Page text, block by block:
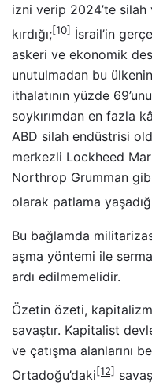
izni verip 2024’te silah
kırdığı;[10] İsrail’in
askeri ve ekonomik
unutulmadan bu
ithalatının yüzde
soykırımdan en fazla
ABD silah endüstrisi
merkezli Lockheed
Northrop Grumman
olarak patlama
Bu bağlamda
aşma yöntemi ile
ardı edilmemelidir.
Özetin özeti,
savaştır. Kapitalist
ve çatışma alanlarını
Ortadoğu’daki[12]